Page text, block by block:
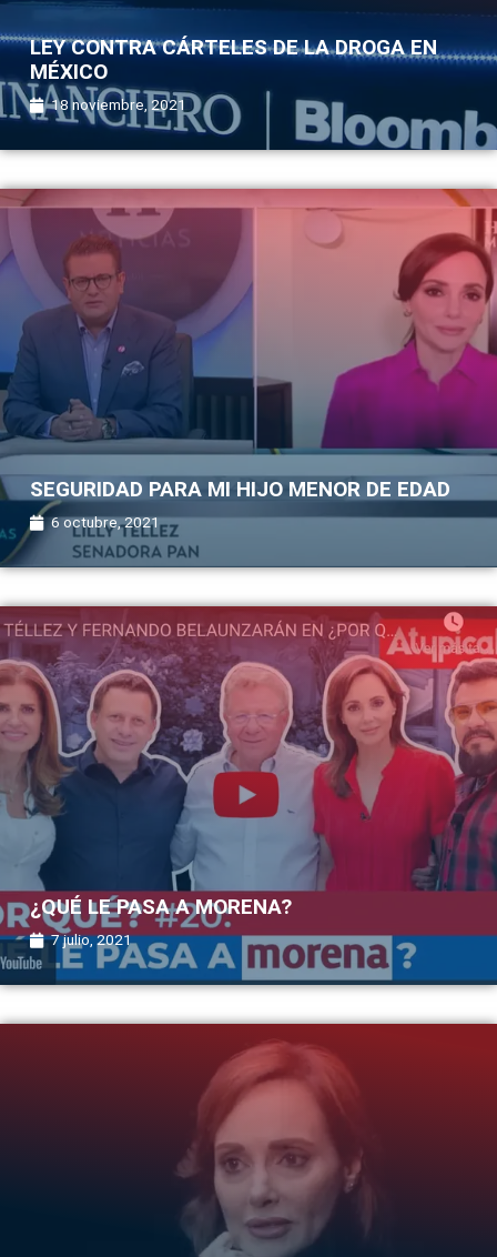
LEY CONTRA CÁRTELES DE LA DROGA EN
MÉXICO
18 noviembre, 2021
SEGURIDAD PARA MI HIJO MENOR DE EDAD
6 octubre, 2021
¿QUÉ LE PASA A MORENA?
7 julio, 2021